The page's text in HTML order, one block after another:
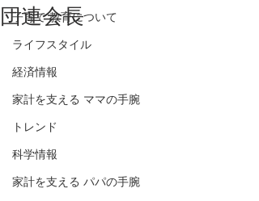
子育て ​教育について
ライフスタイル
経済情報
家計を支える ママの手腕
トレンド
科学情報
家計を支える パパの手腕
団連会長